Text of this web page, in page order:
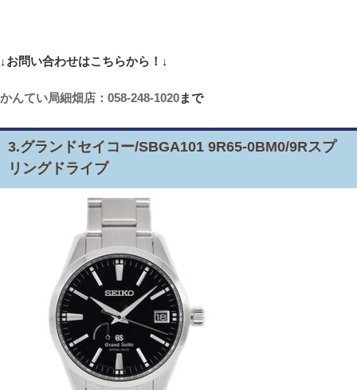
↓お問い合わせはこちらから！↓
かんてい局細畑店：058-248-1020まで
3.グランドセイコー/SBGA101 9R65-0BM0/9Rスプ
リングドライブ